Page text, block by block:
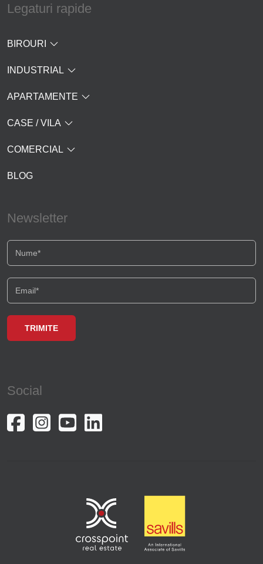
Legaturi rapide
BIROURI
INDUSTRIAL
APARTAMENTE
CASE / VILA
COMERCIAL
BLOG
Newsletter
Social